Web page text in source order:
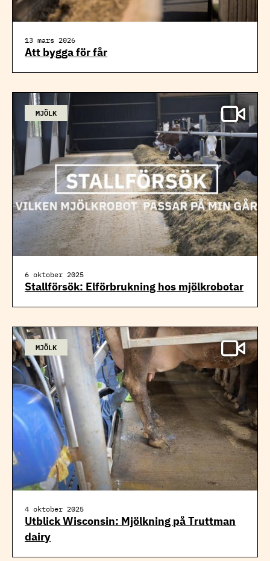
13 mars 2026
Att bygga för får
MJÖLK
6 oktober 2025
Stallförsök: Elförbrukning hos mjölkrobotar
MJÖLK
4 oktober 2025
Utblick Wisconsin: Mjölkning på Truttman
dairy